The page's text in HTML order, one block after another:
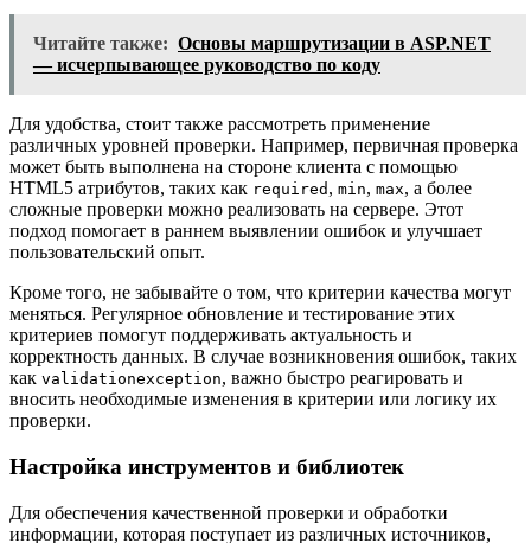
Читайте также: Основы маршрутизации в ASP.NET
— исчерпывающее руководство по коду
Для удобства, стоит также рассмотреть применение
различных уровней проверки. Например, первичная проверка
может быть выполнена на стороне клиента с помощью
HTML5 атрибутов, таких как required , min, max, а более
сложные проверки можно реализовать на сервере. Этот
подход помогает в раннем выявлении ошибок и улучшает
пользовательский опыт.
Кроме того, не забывайте о том, что критерии качества могут
меняться. Регулярное обновление и тестирование этих
критериев помогут поддерживать актуальность и
корректность данных. В случае возникновения ошибок, таких
как validationexception, важно быстро реагировать и
вносить необходимые изменения в критерии или логику их
проверки.
Настройка инструментов и библиотек
Для обеспечения качественной проверки и обработки
информации, которая поступает из различных источников,